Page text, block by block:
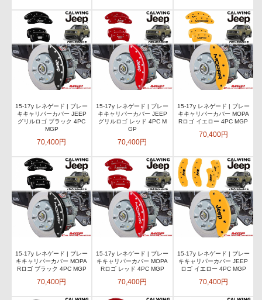
15-17y レネゲード | ブレー
キキャリパーカバー JEEP
グリルロゴ ブラック 4PC
MGP
70,400円
15-17y レネゲード | ブレー
キキャリパーカバー JEEP
グリルロゴ レッド 4PC M
GP
70,400円
15-17y レネゲード | ブレー
キキャリパーカバー MOPA
Rロゴ イエロー 4PC MGP
70,400円
15-17y レネゲード | ブレー
キキャリパーカバー MOPA
Rロゴ ブラック 4PC MGP
70,400円
15-17y レネゲード | ブレー
キキャリパーカバー MOPA
Rロゴ レッド 4PC MGP
70,400円
15-17y レネゲード | ブレー
キキャリパーカバー JEEP
ロゴ イエロー 4PC MGP
70,400円